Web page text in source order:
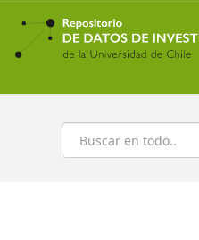
Ir
contenido
principal
Buscar